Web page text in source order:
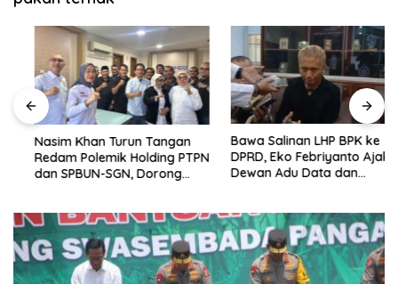
Nasim Khan Turun Tangan
Redam Polemik Holding PTPN
dan SPBUN-SGN, Dorong
Bawa Salinan LHP BPK ke
DPRD, Eko Febriyanto Ajak
Dewan Adu Data dan